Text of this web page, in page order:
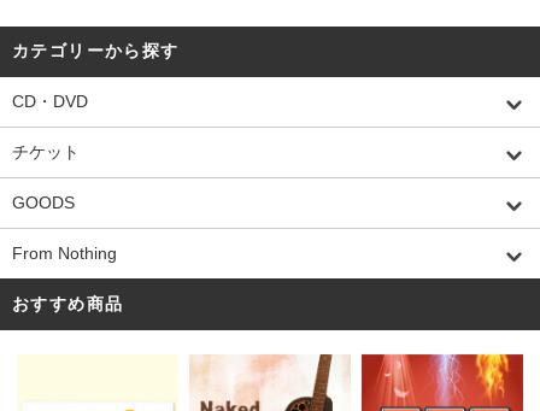
カテゴリーから探す
CD・DVD
チケット
GOODS
From Nothing
おすすめ商品